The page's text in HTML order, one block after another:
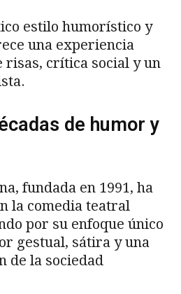
estilo humorístico y
una experiencia
risas, crítica social y un
de humor y
fundada en 1991, ha
la comedia teatral
por su enfoque único
gestual, sátira y una
de la sociedad